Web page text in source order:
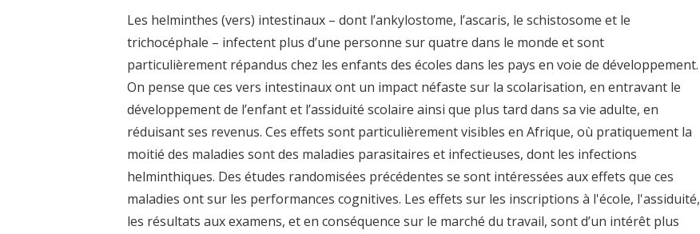
Les helminthes (vers) intestinaux – dont l’ankylostome, l’ascaris, le schistosome et le
trichocéphale – infectent plus d’une personne sur quatre dans le monde et sont
particulièrement répandus chez les enfants des écoles dans les pays en voie de développement.
On pense que ces vers intestinaux ont un impact néfaste sur la scolarisation, en entravant le
développement de l’enfant et l’assiduité scolaire ainsi que plus tard dans sa vie adulte, en
réduisant ses revenus. Ces effets sont particulièrement visibles en Afrique, où pratiquement la
moitié des maladies sont des maladies parasitaires et infectieuses, dont les infections
helminthiques. Des études randomisées précédentes se sont intéressées aux effets que ces
maladies ont sur les performances cognitives. Les effets sur les inscriptions à l'école, l'assiduité,
les résultats aux examens, et en conséquence sur le marché du travail, sont d’un intérêt plus